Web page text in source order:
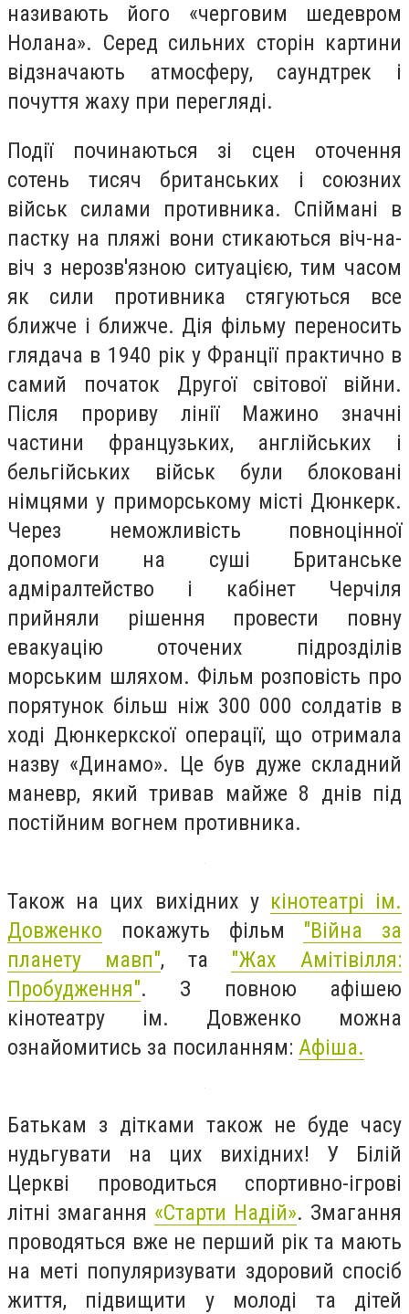
називають його «черговим шедевром
Нолана». Серед сильних сторін картини
відзначають атмосферу, саундтрек і
почуття жаху при перегляді.
Події починаються зі сцен оточення
сотень тисяч британських і союзних
військ силами противника. Спіймані в
пастку на пляжі вони стикаються віч-на-
віч з нерозв'язною ситуацією, тим часом
як сили противника стягуються все
ближче і ближче. Дія фільму переносить
глядача в 1940 рік у Франції практично в
самий початок Другої світової війни.
Після прориву лінії Мажино значні
частини французьких, англійських і
бельгійських військ були блоковані
німцями у приморському місті Дюнкерк.
Через неможливість повноцінної
допомоги на суші Британське
адміралтейство і кабінет Черчіля
прийняли рішення провести повну
евакуацію оточених підрозділів
морським шляхом. Фільм розповість про
порятунок більш ніж 300 000 солдатів в
ході Дюнкеркскої операції, що отримала
назву «Динамо». Це був дуже складний
маневр, який тривав майже 8 днів під
постійним вогнем противника.
Також на цих вихідних у кінотеатрі ім.
Довженко покажуть фільм "Війна за
планету мавп", та "Жах Амітівілля:
Пробудження". З повною афішею
кінотеатру ім. Довженко можна
ознайомитись за посиланням: Афіша.
Батькам з дітками також не буде часу
нудьгувати на цих вихідних! У Білій
Церкві проводиться спортивно-ігрові
літні змагання «Старти Надій». Змагання
проводяться вже не перший рік та мають
на меті популяризувати здоровий спосіб
життя, підвищити у молоді та дітей